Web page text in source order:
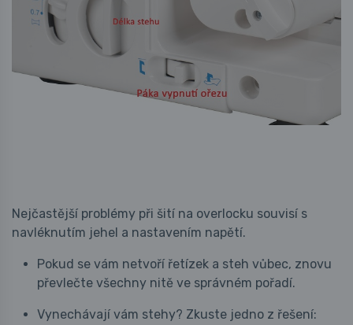
Nejčastější problémy při šití na overlocku souvisí s
navléknutím jehel a nastavením napětí.
Pokud se vám netvoří řetízek a steh vůbec, znovu
převlečte všechny nitě ve správném pořadí.
Vynechávají vám stehy? Zkuste jedno z řešení: